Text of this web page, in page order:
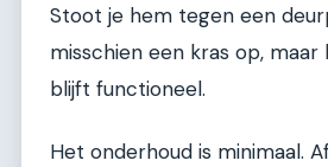
Stoot je hem tegen een
misschien een kras op,
blijft functioneel.
Het onderhoud is minimaal.